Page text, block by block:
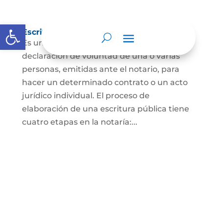
Abrir barra de herramientas
Escritura Pública
Es un documento que contiene la
declaración de voluntad de una o varias
personas, emitidas ante el notario, para
hacer un determinado contrato o un acto
jurídico individual. El proceso de
elaboración de una escritura pública tiene
cuatro etapas en la notaría:...